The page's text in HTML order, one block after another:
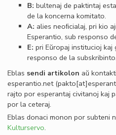
B: bultenaj de paktintaj
de la koncerna komitato.
A: alies neoﬁcialaj, pri kio
Esperantio, sub responso
E: pri Eŭropaj institucioj
responso de la subskribinto.
Eblas sendi artikolon aŭ
esperantio.net
rajto por esperantaj civitanoj kaj
por la ceteraj.
Eblas donaci monon por subteni
Kulturservo.